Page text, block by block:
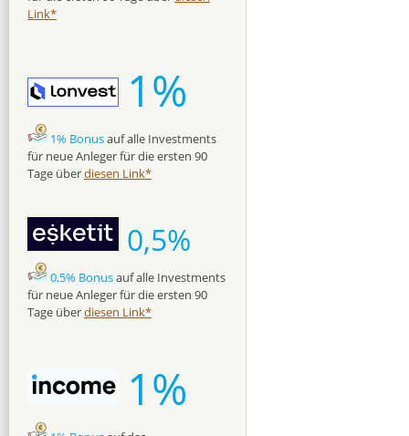
Link*
1%
1% Bonusauf alle Investments
für neue Anleger für die ersten 90
Tage überdiesen Link*
0,5%
0,5% Bonusauf alle Investments
für neue Anleger für die ersten 90
Tage überdiesen Link*
1%